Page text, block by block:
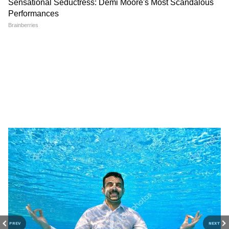
PREV NEXT
चुकी हैं। इसमें इंग्लैंड की टीम ने 30 मैच जीते हैं जबकि
साउथ अफ्रीका का टीम ने 33 मैच जीते हैं। पिछले 5 मैचों
ENG vs SA कैसी है वानखेड़े की पिच
वानखेड़े स्टेडियम की पिच हाई स्कोरिंग के लिए जानी
जाती है। यहां पर हमेशा बल्लेबाजों को मदद मिलती है।
RECOMMENDED STORIES